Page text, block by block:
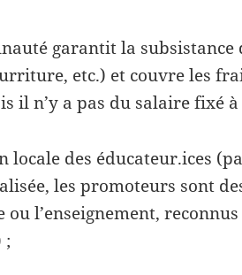
garantit la subsistance
etc.) et couvre les
il n’y a pas du salaire fixé à
des éducateur.ices
les promoteurs sont
l’enseignement,
;